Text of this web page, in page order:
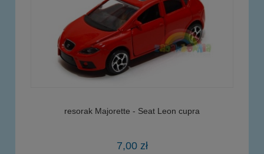
resorak Majorette - Seat Leon cupra
7,00 zł